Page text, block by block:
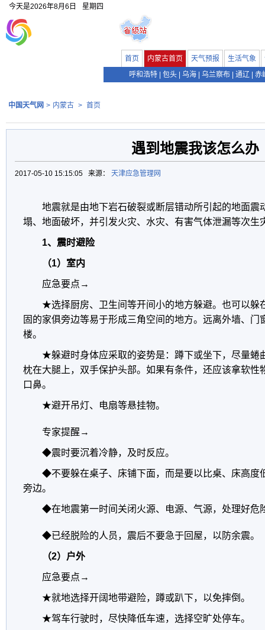
今天是2026年8月6日 星期四
首页 内蒙古首页 天气预报 生活气象
呼和浩特
包头 乌海 乌兰察布 通辽 赤
中国天气网 > 内蒙古 > 首页
遇到地震我该怎么办
2017-05-10 15:15:05 来源： 天津应急管理网
地震就是由地下岩石破裂或断层错动所引起的地面震
塌、地面破坏，并引发火灾、水灾、有害气体泄漏等次生
1、震时避险
（1）室内
应急要点→
★选择厨房、卫生间等开间小的地方躲避。也可以躲
固的家俱旁边等易于形成三角空间的地方。远离外墙、门
楼。
★躲避时身体应采取的姿势是：蹲下或坐下，尽量蜷
枕在大腿上，双手保护头部。如果有条件，还应该拿软性
口鼻。
★避开吊灯、电扇等悬挂物。
专家提醒→
◆震时要沉着冷静，及时反应。
◆不要躲在桌子、床铺下面，而是要以比桌、床高度
旁边。
◆在地震第一时间关闭火源、电源、气源，处理好危
◆已经脱险的人员，震后不要急于回屋，以防余震。
（2）户外
应急要点→
★就地选择开阔地带避险，蹲或趴下，以免摔倒。
★驾车行驶时，尽快降低车速，选择空旷处停车。